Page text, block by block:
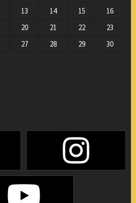
13 14 15
16
20 21 22
23
27 28 29
30